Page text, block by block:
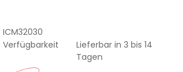
ICM32030
Verfügbarkeit
Lieferbar in 3 bis 14
Tagen